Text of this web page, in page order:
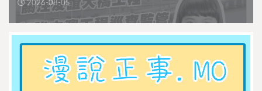
2026-08-05